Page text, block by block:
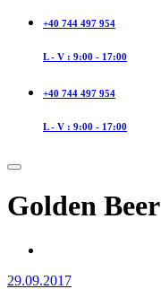
+40 744 497 954
L - V : 9:00 - 17:00
+40 744 497 954
L - V : 9:00 - 17:00
Golden Beer
29.09.2017